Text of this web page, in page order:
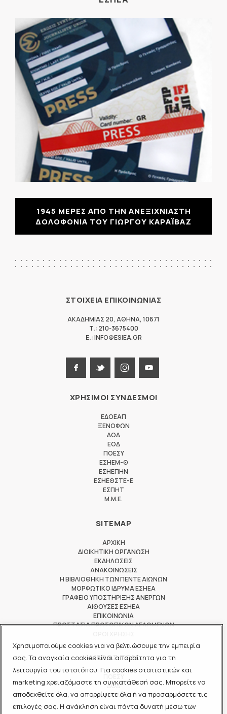
Χρησιμοποιούμε cookies για να βελτιώσουμε την εμπειρία
σας. Τα αναγκαία cookies είναι απαραίτητα για τη
λειτουργία του ιστοτόπου. Για cookies στατιστικών και
marketing χρειαζόμαστε τη συγκατάθεσή σας. Μπορείτε να
αποδεχθείτε όλα, να απορρίψετε όλα ή να προσαρμόσετε τις
επιλογές σας. Η ανάκληση είναι πάντα δυνατή μέσω των
1945 ΜΕΡΕΣ ΑΠΟ ΤΗΝ ΑΝΕΞΙΧΝΙΑΣΤΗ
ΔΟΛΟΦΟΝΙΑ ΤΟΥ ΓΙΩΡΓΟΥ ΚΑΡΑΪΒΑΖ
ΣΤΟΙΧΕΙΑ ΕΠΙΚΟΙΝΩΝΙΑΣ
ΑΚΑΔΗΜΙΑΣ 20, ΑΘΗΝΑ, 10671
T.: 210-3675400
E.:INFO@ESIEA.GR
ΧΡΗΣΙΜΟΙ ΣΥΝΔΕΣΜΟΙ
ΕΔΟΕΑΠ
ΞΕΝΟΦΩΝ
ΔΟΔ
ΕΟΔ
ΠΟΕΣΥ
ΕΣΗΕΜ-Θ
ΕΣΗΕΠΗΝ
ΕΣΗΕΘΣΤΕ-Ε
ΕΣΠΗΤ
M.M.E.
SITEMAP
ΑΡΧΙΚΗ
ΔΙΟΙΚΗΤΙΚΗ ΟΡΓΑΝΩΣΗ
ΕΚΔΗΛΩΣΕΙΣ
ΑΝΑΚΟΙΝΩΣΕΙΣ
Η ΒΙΒΛΙΟΘΗΚΗ ΤΩΝ ΠΕΝΤΕ ΑΙΩΝΩΝ
ΜΟΡΦΩΤΙΚΟ ΙΔΡΥΜΑ ΕΣΗΕΑ
ΓΡΑΦΕΙΟ ΥΠΟΣΤΗΡΙΞΗΣ ΑΝΕΡΓΩΝ
ΑΙΘΟΥΣΕΣ ΕΣΗΕΑ
ΕΠΙΚΟΙΝΩΝΙΑ
ΠΡΟΣΤΑΣΙΑ ΠΡΟΣΩΠΙΚΩΝ ΔΕΔΟΜΕΝΩΝ
ΜΕΛΟΣ ΤΩΝ
ΔΟΔ
ΕΟΔ